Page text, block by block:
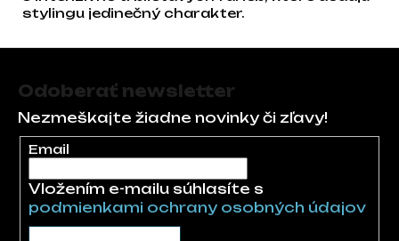
stylingu jedinečný charakter.
Odoberať newsletter
Nezmeškajte žiadne novinky či zľavy!
Email
Vložením e-mailu súhlasíte s
podmienkami ochrany osobných údajov